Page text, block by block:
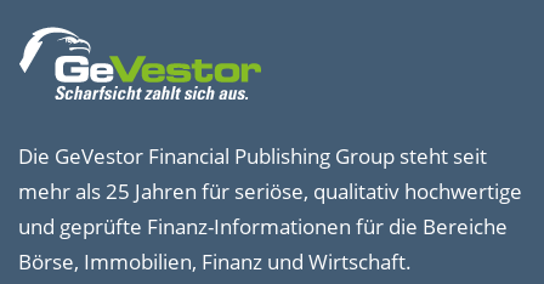
Die GeVestor Financial Publishing Group steht seit
mehr als 25 Jahren für seriöse, qualitativ hochwertige
und geprüfte Finanz-Informationen für die Bereiche
Börse, Immobilien, Finanz und Wirtschaft.